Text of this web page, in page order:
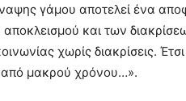
γάμου αποτελεί ένα
αποκλεισμού και των
χωρίς διακρίσεις.
μακρού χρόνου…».